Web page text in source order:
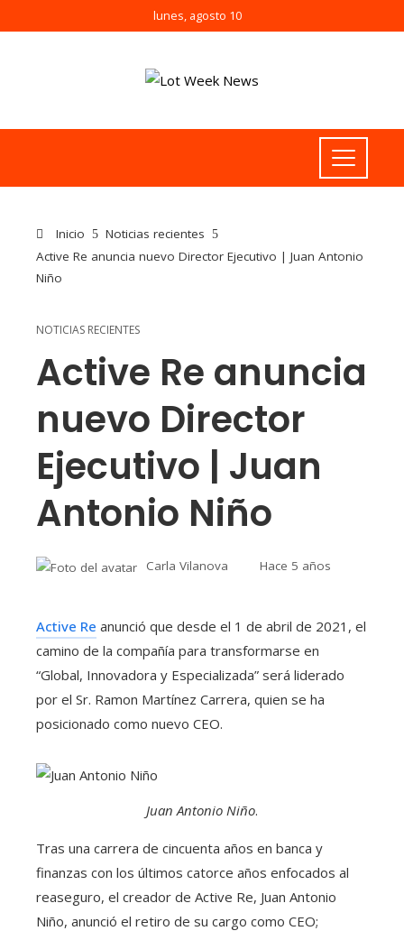
lunes, agosto 10
Inicio
Noticias recientes
Active Re anuncia nuevo Director Ejecutivo | Juan Antonio
Niño
NOTICIAS RECIENTES
Active Re anuncia
nuevo Director
Ejecutivo | Juan
Antonio Niño
Carla Vilanova Hace 5 años
Active Re anunció que desde el 1 de abril de 2021, el
camino de la compañía para transformarse en
“Global, Innovadora y Especializada” será liderado
por el Sr. Ramon Martínez Carrera, quien se ha
posicionado como nuevo CEO.
Juan Antonio Niño.
Tras una carrera de cincuenta años en banca y
finanzas con los últimos catorce años enfocados al
reaseguro, el creador de Active Re, Juan Antonio
Niño, anunció el retiro de su cargo como CEO;